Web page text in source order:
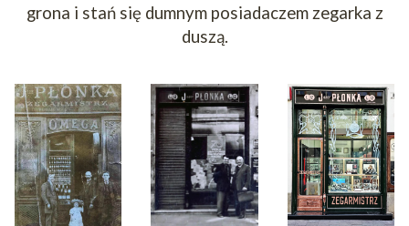
grona i stań się dumnym posiadaczem zegarka z
duszą.